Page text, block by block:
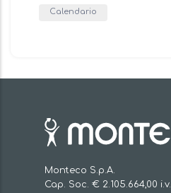
Calendario
Monteco S.p.A.
Cap. Soc. € 2.105.664,00 i.v.